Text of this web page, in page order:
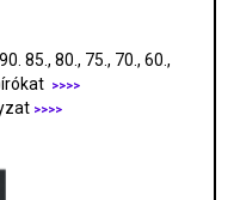
85., 80., 75., 70., 60.,
>>>>
>>>>